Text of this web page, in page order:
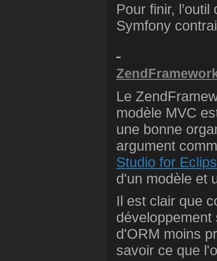
Pour finir,
Symfony
Le
modèle MVC
une bonne
argument
Studio for
d'un modèle et
Il est clair que
d'ORM moins
savoir ce que